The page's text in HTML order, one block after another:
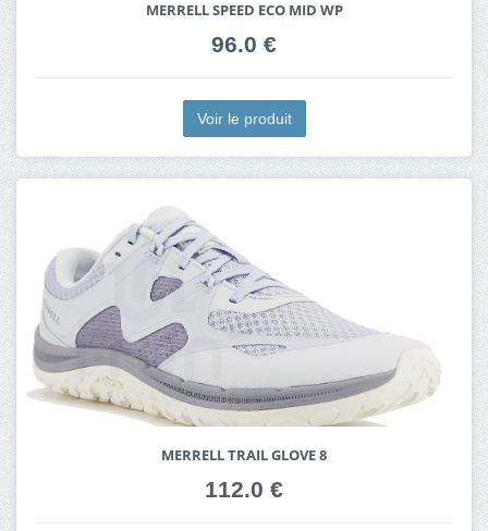
MERRELL SPEED ECO MID WP
96.0 €
Voir le produit
MERRELL TRAIL GLOVE 8
112.0 €